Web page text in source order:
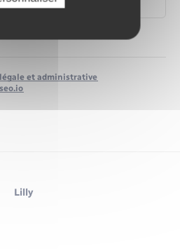
et administrative
Lilly